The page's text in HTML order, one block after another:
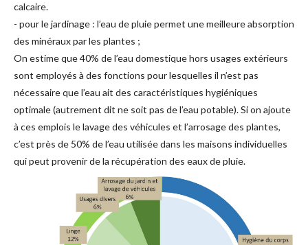
calcaire.
- pour le jardinage : l’eau de pluie permet une meilleure absorption
des minéraux par les plantes ;
On estime que 40% de l’eau domestique hors usages extérieurs
sont employés à des fonctions pour lesquelles il n’est pas
nécessaire que l’eau ait des caractéristiques hygiéniques
optimale (autrement dit ne soit pas de l’eau potable). Si on ajoute
à ces emplois le lavage des véhicules et l’arrosage des plantes,
c’est près de 50% de l’eau utilisée dans les maisons individuelles
qui peut provenir de la récupération des eaux de pluie.